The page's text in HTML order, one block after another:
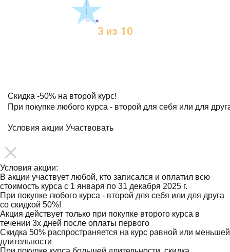
3 из 10
Скидка -50% на второй курс!
При покупке любого курса - второй для себя или для
Условия акции Участвовать
Условия акции:
В акции участвует любой, кто записался и оплатил всю
стоимость курса с 1 января по 31 декабря 2025 г.
При покупке любого курса - второй для себя или для друга
со скидкой 50%!
Акция действует только при покупке второго курса в
течении 3х дней после оплаты первого
Скидка 50% распространяется на курс равной или меньшей
длительности